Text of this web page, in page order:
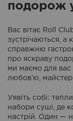
подорож у
Вас вітає Roll
зустрічаються,
справжню
про яскраву
ми маємо для вас
любов’ю,
Уявіть собі:
набори суші, де
настрій. Один —